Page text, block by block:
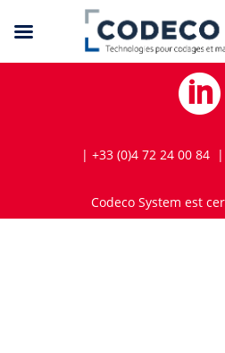

| +33 (0)4 72 24 00 84
Codeco System est